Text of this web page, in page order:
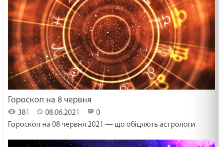
Гороскоп на 8 червня
381 08.06.2021
0
Гороскоп на 08 червня 2021 — що обіцяють астрологи